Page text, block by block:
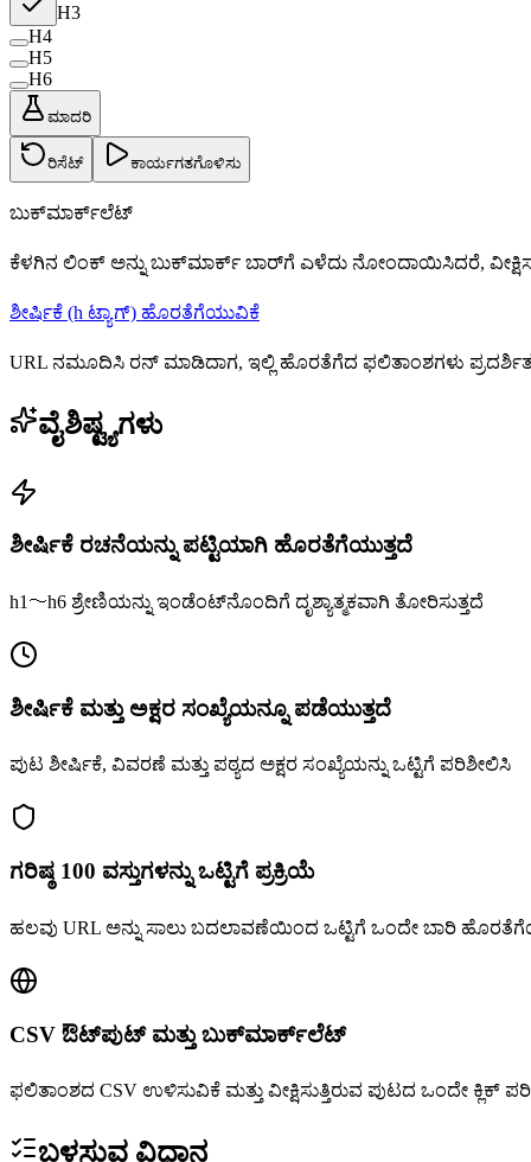
H3
H4
H5
H6
ಮಾದರಿ
ರಿಸೆಟ್ ಕಾರ್ಯಗತಗೊಳಿಸು
ಬುಕ್‌ಮಾರ್ಕ್‌ಲೆಟ್
ಕೆಳಗಿನ ಲಿಂಕ್ ಅನ್ನು ಬುಕ್‌ಮಾರ್ಕ್ ಬಾರ್‌ಗೆ ಎಳೆದು ನೋಂದಾಯಿಸಿದರೆ,
ಶೀರ್ಷಿಕೆ (h ಟ್ಯಾಗ್) ಹೊರತೆಗೆಯುವಿಕೆ
URL ನಮೂದಿಸಿ ರನ್ ಮಾಡಿದಾಗ, ಇಲ್ಲಿ ಹೊರತೆಗೆದ ಫಲಿತಾಂಶಗಳು
ವೈಶಿಷ್ಟ್ಯಗಳು
ಶೀರ್ಷಿಕೆ ರಚನೆಯನ್ನು ಪಟ್ಟಿಯಾಗಿ ಹೊರತೆಗೆಯುತ್ತದೆ
h1〜h6 ಶ್ರೇಣಿಯನ್ನು ಇಂಡೆಂಟ್‌ನೊಂದಿಗೆ ದೃಶ್ಯಾತ್ಮಕವಾಗಿ ತೋರಿಸುತ್ತದೆ
ಶೀರ್ಷಿಕೆ ಮತ್ತು ಅಕ್ಷರ ಸಂಖ್ಯೆಯನ್ನೂ ಪಡೆಯುತ್ತದೆ
ಪುಟ ಶೀರ್ಷಿಕೆ, ವಿವರಣೆ ಮತ್ತು ಪಠ್ಯದ ಅಕ್ಷರ ಸಂಖ್ಯೆಯನ್ನು ಒಟ್ಟಿಗೆ ಪರಿಶೀಲಿಸಿ
ಗರಿಷ್ಠ 100 ವಸ್ತುಗಳನ್ನು ಒಟ್ಟಿಗೆ ಪ್ರಕ್ರಿಯೆ
ಹಲವು URL ಅನ್ನು ಸಾಲು ಬದಲಾವಣೆಯಿಂದ ಒಟ್ಟಿಗೆ ಒಂದೇ ಬಾರಿ
CSV ಔಟ್‌ಪುಟ್ ಮತ್ತು ಬುಕ್‌ಮಾರ್ಕ್‌ಲೆಟ್
ಫಲಿತಾಂಶದ CSV ಉಳಿಸುವಿಕೆ ಮತ್ತು ವೀಕ್ಷಿಸುತ್ತಿರುವ ಪುಟದ ಒಂದೇ ಕ್ಲಿಕ್
ಬಳಸುವ ವಿಧಾನ